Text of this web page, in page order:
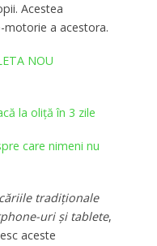
Acestea
motorie a acestora.
NOU
la oliță în 3 zile
care nimeni nu
tradiţionale
uri şi tablete,
aceste